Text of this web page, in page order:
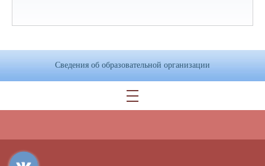
Сведения об образовательной организации